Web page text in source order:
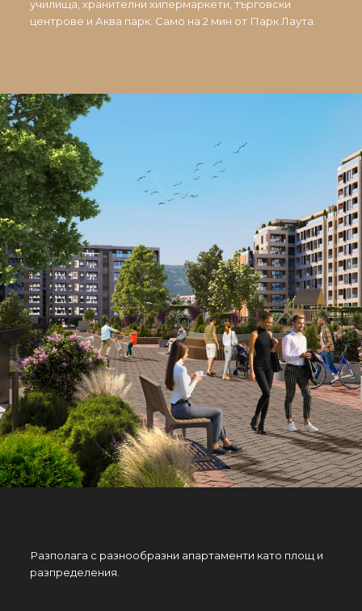
училища, хранителни хипермаркети, търговски
центрове и Аква парк. Само на 2 мин от Парк Лаута.
Разполага с разнообразни апартаменти като площ и
разпределения.